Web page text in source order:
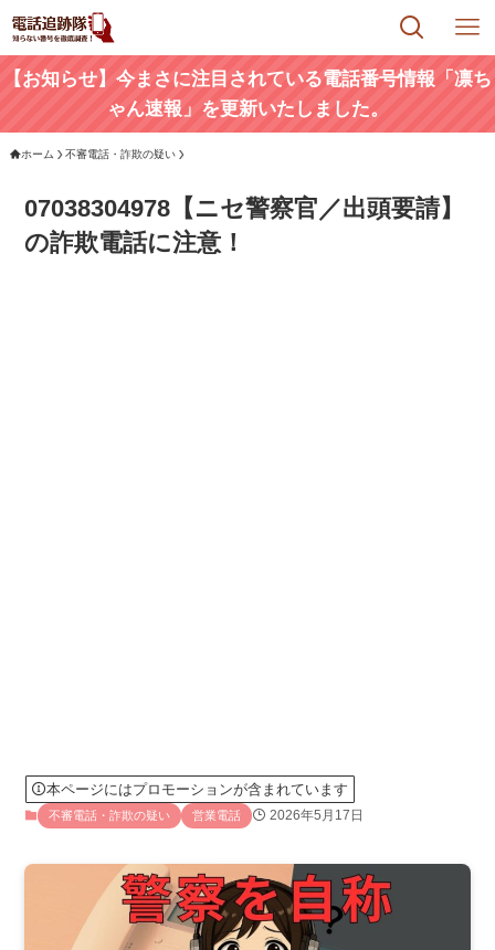
【お知らせ】今まさに注目されている電話番号情報「凛ち
ゃん速報」を更新いたしました。
ホーム 不審電話・詐欺の疑い
07038304978【ニセ警察官／出頭要請】
の詐欺電話に注意！
本ページにはプロモーションが含まれています
不審電話・詐欺の疑い 営業電話 2026年5月17日